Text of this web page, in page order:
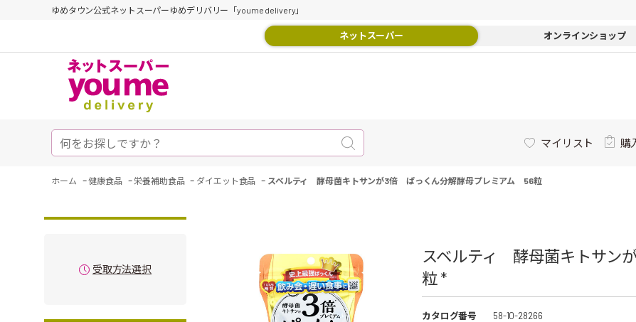
ゆめタウン公式ネットスーパーゆめデリバリー「youme delivery」
ネットスーパー オンラインショップ
マイリスト 購
ホーム -健康食品 - 栄養補助食品 - ダイエット食品 - スベルティ 酵母菌キトサンが3倍 ぱっくん分解酵母プレミアム 56粒
受取方法選択
スベルティ 酵母菌キトサン
粒 *
カタログ番号
58-10-28266